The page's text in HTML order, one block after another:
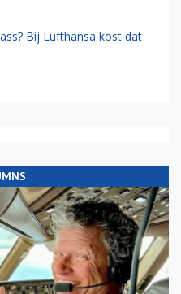
Bij Lufthansa kost dat